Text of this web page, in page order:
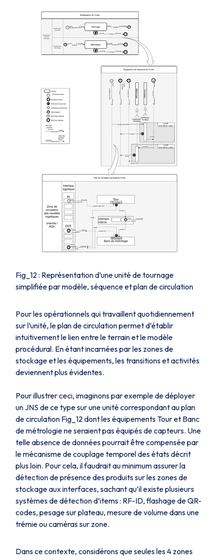
Fig_12 : Représentation d’une unité de tournage
simplifiée par modèle, séquence et plan de circulation
Pour les opérationnels qui travaillent quotidiennement
sur l’unité, le plan de circulation permet d’établir
intuitivement le lien entre le terrain et le modèle
procédural. En étant incarnées par les zones de
stockage et les équipements, les transitions et activités
deviennent plus évidentes.
Pour illustrer ceci, imaginons par exemple de déployer
un JNS de ce type sur une unité correspondant au plan
de circulation Fig_12dont les équipements Touret Banc
de métrologiene seraient pas équipés de capteurs. Une
telle absence de données pourrait être compensée par
le mécanisme de couplage temporel des états décrit
plus loin. Pour cela, il faudrait au minimum assurer la
détection de présence des produits sur les zones de
stockage aux interfaces, sachant qu’il existe plusieurs
systèmes de détection d’items : RF-ID, flashage de QR-
codes, pesage sur plateau, mesure de volume dans une
trémie ou caméras sur zone.
Dans ce contexte, considérons que seules les 4 zones